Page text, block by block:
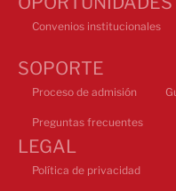
Convenios institucionales
SOPORTE
Proceso de admisión
Preguntas frecuentes
LEGAL
Política de privacidad